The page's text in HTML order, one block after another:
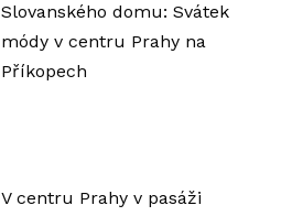
Slovanského domu: Svátek
módy v centru Prahy na
Příkopech
V centru Prahy v pasáži